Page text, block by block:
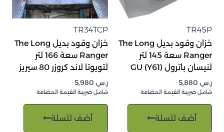
TR45P
خزان وقود بديل The Long
Ranger سعة 145 لتر
لنيسان باترول GU (Y61)
ر.س
شامل ضريبة القيمة المضافة
أضف للسلة
TR34TCP
خزان وقود بديل The Long
Ranger سعة 166 لتر
لتويوتا لاند كروزر 80 سيريز
ر.س
شامل ضريبة القيمة المضافة
أضف للسلة